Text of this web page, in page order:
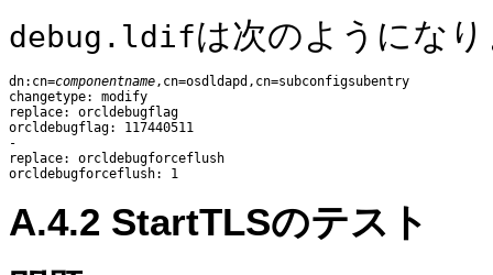
debug.ldifは次のようにな
dn:cn=componentname ,cn=osdldapd,cn=subconfigsubentry
changetype: modify
replace: orcldebugflag
orcldebugflag: 117440511
-
replace: orcldebugforceflush
A.4.2 StartTLSのテスト